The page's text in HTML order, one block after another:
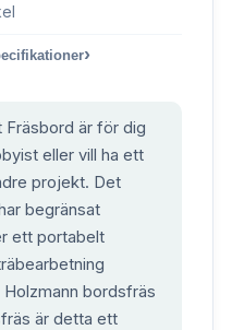
›
Fräsbord är för dig
eller vill ha ett
projekt. Det
begränsat
ett portabelt
bordsfräs
är detta ett